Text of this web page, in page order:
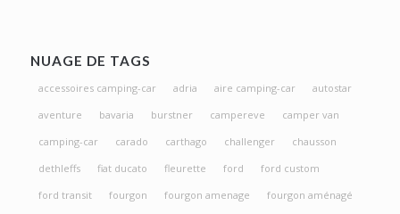
NUAGE DE TAGS
accessoires camping-car adria aire camping-car
autostar
aventure
bavaria burstner campereve
camper van
camping-car
carado carthago challenger
chausson
dethleffs
fiat ducato fleurette ford
ford custom
ford transit
fourgon fourgon amenage
fourgon aménagé